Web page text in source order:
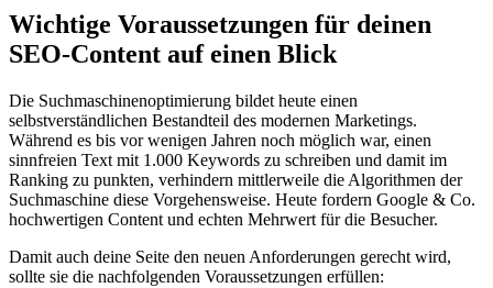
Wichtige Voraussetzungen für deinen
SEO-Content auf einen Blick
Die Suchmaschinenoptimierung bildet heute einen
selbstverständlichen Bestandteil des modernen Marketings.
Während es bis vor wenigen Jahren noch möglich war, einen
sinnfreien Text mit 1.000 Keywords zu schreiben und damit im
Ranking zu punkten, verhindern mittlerweile die Algorithmen der
Suchmaschine diese Vorgehensweise. Heute fordern Google & Co.
hochwertigen Content und echten Mehrwert für die Besucher.
Damit auch deine Seite den neuen Anforderungen gerecht wird,
sollte sie die nachfolgenden Voraussetzungen erfüllen: